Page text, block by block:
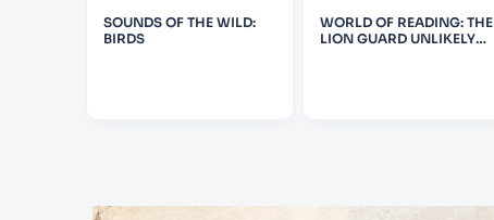
SOUNDS OF THE WILD:
BIRDS
WORLD OF READING: THE
LION GUARD UNLIKELY